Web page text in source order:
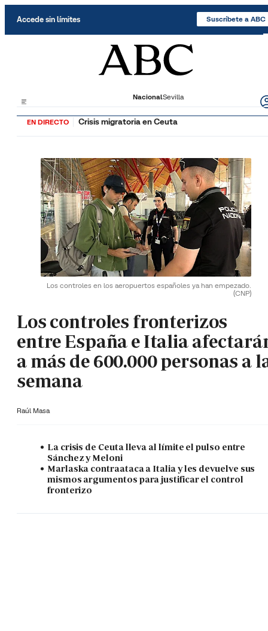
Accede sin límites Suscríbete a ABC
NacionalSevilla
EN DIRECTO Crisis migratoria en Ceuta
Los controles en los aeropuertos españoles ya han empezado.
(CNP)
Los controles fronterizos
entre España e Italia
a más de 600.000 personas a
semana
Raúl Masa
La crisis de Ceuta lleva al límite el pulso entre
Sánchez y Meloni
Marlaska contraataca a Italia y les devuelve sus
mismos argumentos para justificar el control
fronterizo